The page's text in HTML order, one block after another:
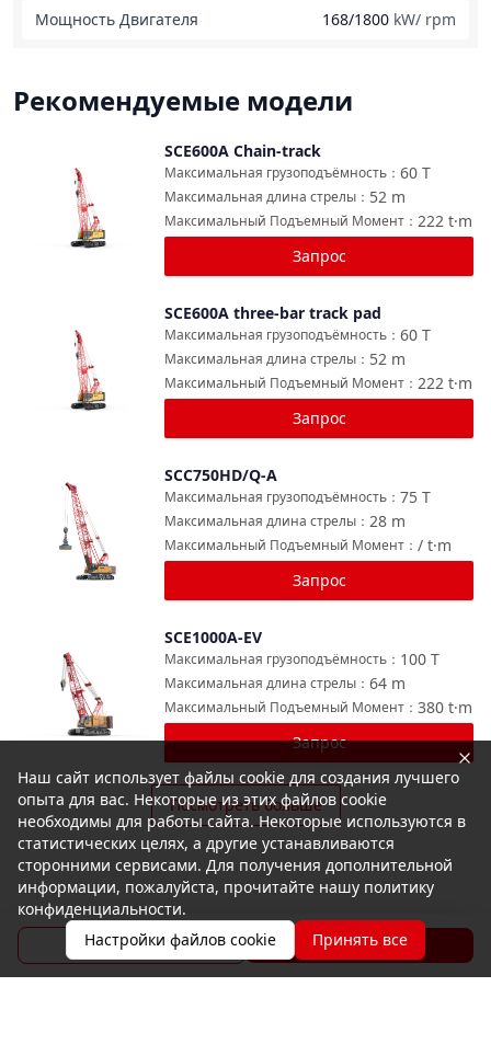
Мощность Двигателя 168/1800 kW/ rpm
Рекомендуемые модели
SCE600A Chain-track
60 T
Максимальная грузоподъёмность ：
52 m
Максимальная длина стрелы ：
222 t·m
Максимальный Подъемный Момент ：
Запрос
SCE600A three-bar track pad
60 T
Максимальная грузоподъёмность ：
52 m
Максимальная длина стрелы ：
222 t·m
Максимальный Подъемный Момент ：
Запрос
Сравнить
SCC750HD/Q-A
75 T
Максимальная грузоподъёмность ：
28 m
Максимальная длина стрелы ：
/ t·m
Максимальный Подъемный Момент ：
Запрос
SCE1000A-EV
100 T
Максимальная грузоподъёмность ：
64 m
Максимальная длина стрелы ：
380 t·m
Максимальный Подъемный Момент ：
Запрос
Посмотреть больше
Брошюра Запрос
Наш сайт использует файлы cookie для создания лучшего
опыта для вас. Некоторые из этих файлов cookie
необходимы для работы сайта. Некоторые используются в
статистических целях, а другие устанавливаются
сторонними сервисами. Для получения дополнительной
информации, пожалуйста, прочитайте нашу политику
конфиденциальности.
Настройки файлов cookie
Принять все